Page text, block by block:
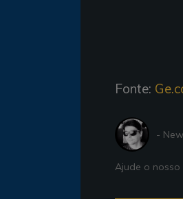
Fonte:
-
Ajude o